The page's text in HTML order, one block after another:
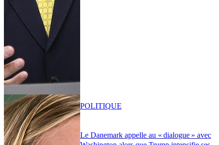
Le Danemark appelle au « dialogue » avec
POLITIQUE